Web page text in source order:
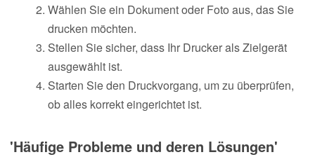
Wählen Sie ein Dokument oder Foto aus, das Sie
drucken möchten.
Stellen Sie sicher, dass Ihr Drucker als Zielgerät
ausgewählt ist.
Starten Sie den Druckvorgang, um zu überprüfen,
ob alles korrekt eingerichtet ist.
'Häufige Probleme und deren Lösungen'